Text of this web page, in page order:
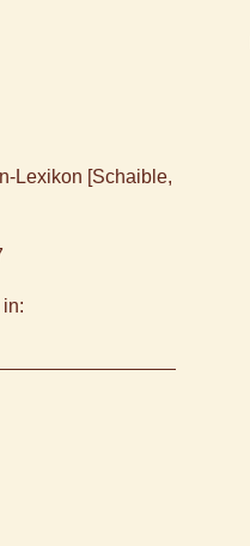
Lexikon [Schaible,